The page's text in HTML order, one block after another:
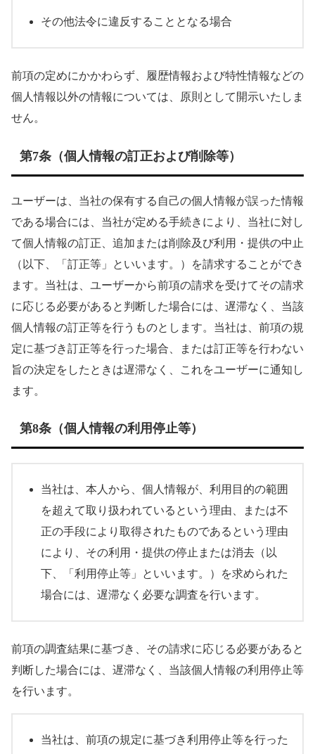
その他法令に違反することとなる場合
前項の定めにかかわらず、履歴情報および特性情報などの
個人情報以外の情報については、原則として開示いたしま
せん。
第7条（個人情報の訂正および削除等）
ユーザーは、当社の保有する自己の個人情報が誤った情報
である場合には、当社が定める手続きにより、当社に対し
て個人情報の訂正、追加または削除及び利用・提供の中止
（以下、「訂正等」といいます。）を請求することができ
ます。当社は、ユーザーから前項の請求を受けてその請求
に応じる必要があると判断した場合には、遅滞なく、当該
個人情報の訂正等を行うものとします。当社は、前項の規
定に基づき訂正等を行った場合、または訂正等を行わない
旨の決定をしたときは遅滞なく、これをユーザーに通知し
ます。
第8条（個人情報の利用停止等）
当社は、本人から、個人情報が、利用目的の範囲
を超えて取り扱われているという理由、または不
正の手段により取得されたものであるという理由
により、その利用・提供の停止または消去（以
下、「利用停止等」といいます。）を求められた
場合には、遅滞なく必要な調査を行います。
前項の調査結果に基づき、その請求に応じる必要があると
判断した場合には、遅滞なく、当該個人情報の利用停止等
を行います。
当社は、前項の規定に基づき利用停止等を行った